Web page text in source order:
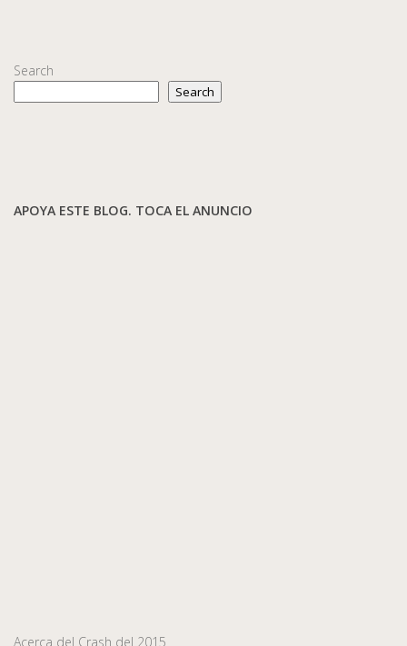
Search
Search
APOYA ESTE BLOG. TOCA EL ANUNCIO
Acerca del Crash del 2015